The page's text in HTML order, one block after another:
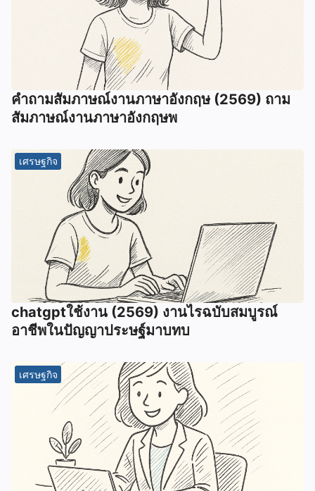
คําถามสัมภาษณ์งานภาษาอังกฤษ (2569) ถาม
สัมภาษณ์งานภาษาอังกฤษพ
เศรษฐกิจ
chatgptใช้งาน (2569) งานไรฉบับสมบูรณ์
อาชีพในปัญญาประษฐ์มาบทบ
เศรษฐกิจ